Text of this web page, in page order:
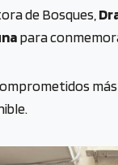
de Bosques,
para